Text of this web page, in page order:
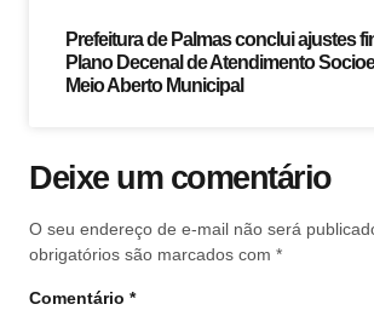
Prefeitura de Palmas conclui ajustes
Plano Decenal de Atendimento
Meio Aberto Municipal
Deixe um comentário
O seu endereço de e-mail não será
obrigatórios são marcados com *
Comentário *